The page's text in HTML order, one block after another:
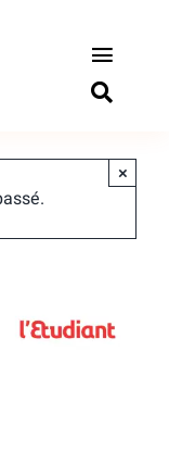
Toggle
Outils
×